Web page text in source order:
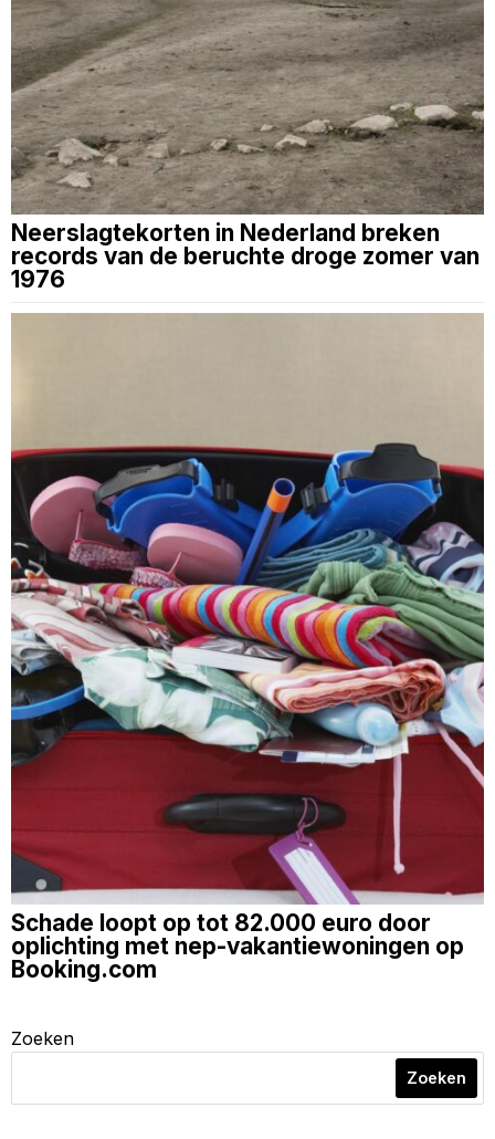
Neerslagtekorten in Nederland breken
records van de beruchte droge zomer van
1976
Schade loopt op tot 82.000 euro door
oplichting met nep-vakantiewoningen op
Booking.com
Zoeken
Zoeken